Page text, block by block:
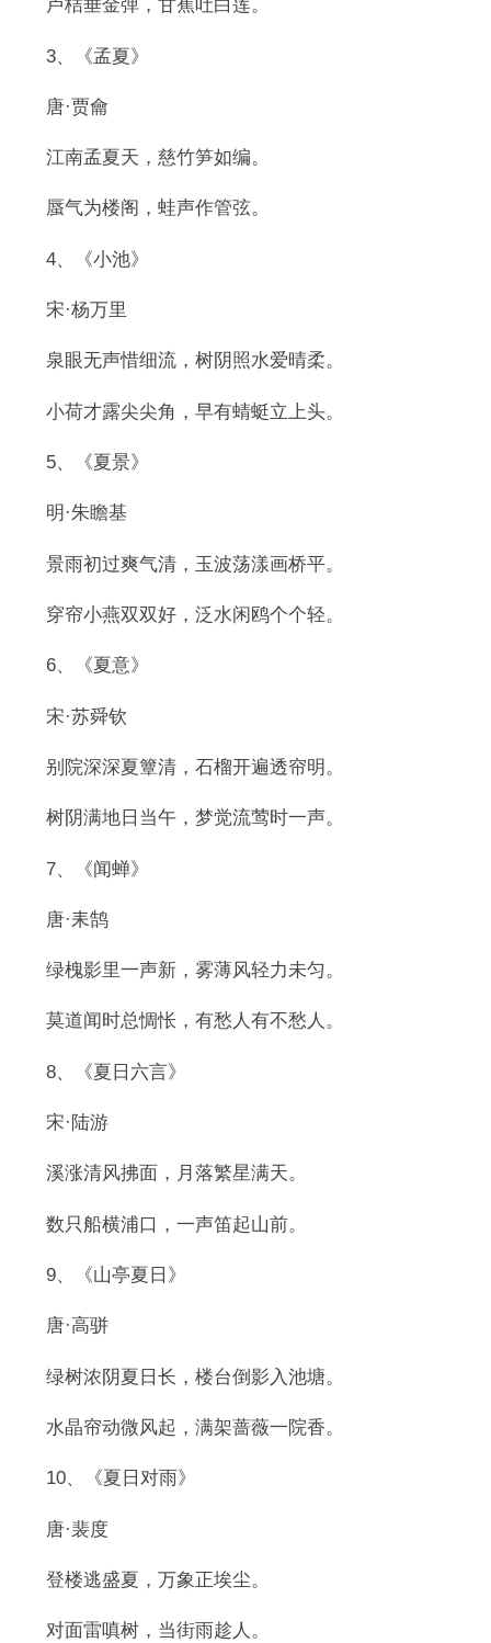
卢桔垂金弹，甘蕉吐白莲。
3、《孟夏》
唐·贾龠
江南孟夏天，慈竹笋如编。
蜃气为楼阁，蛙声作管弦。
4、《小池》
宋·杨万里
泉眼无声惜细流，树阴照水爱晴柔。
小荷才露尖尖角，早有蜻蜓立上头。
5、《夏景》
明·朱瞻基
景雨初过爽气清，玉波荡漾画桥平。
穿帘小燕双双好，泛水闲鸥个个轻。
6、《夏意》
宋·苏舜钦
别院深深夏簟清，石榴开遍透帘明。
树阴满地日当午，梦觉流莺时一声。
7、《闻蝉》
唐·耒鹄
绿槐影里一声新，雾薄风轻力未匀。
莫道闻时总惆怅，有愁人有不愁人。
8、《夏日六言》
宋·陆游
溪涨清风拂面，月落繁星满天。
数只船横浦口，一声笛起山前。
9、《山亭夏日》
唐·高骈
绿树浓阴夏日长，楼台倒影入池塘。
水晶帘动微风起，满架蔷薇一院香。
10、《夏日对雨》
唐·裴度
登楼逃盛夏，万象正埃尘。
对面雷嗔树，当街雨趁人。